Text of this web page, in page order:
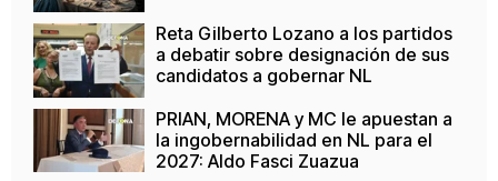
Reta Gilberto Lozano a los partidos
a debatir sobre designación de sus
candidatos a gobernar NL
PRIAN, MORENA y MC le apuestan a
la ingobernabilidad en NL para el
2027: Aldo Fasci Zuazua